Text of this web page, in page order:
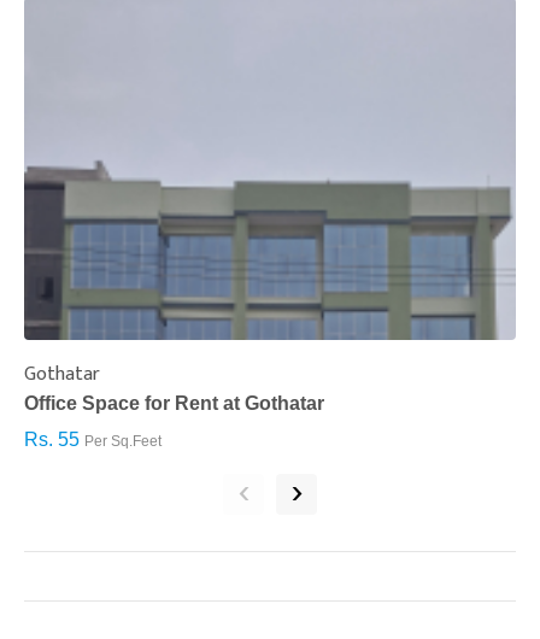
Gothatar
Office Space for Rent at Gothatar
Rs. 55 Per Sq.Feet
‹ ›